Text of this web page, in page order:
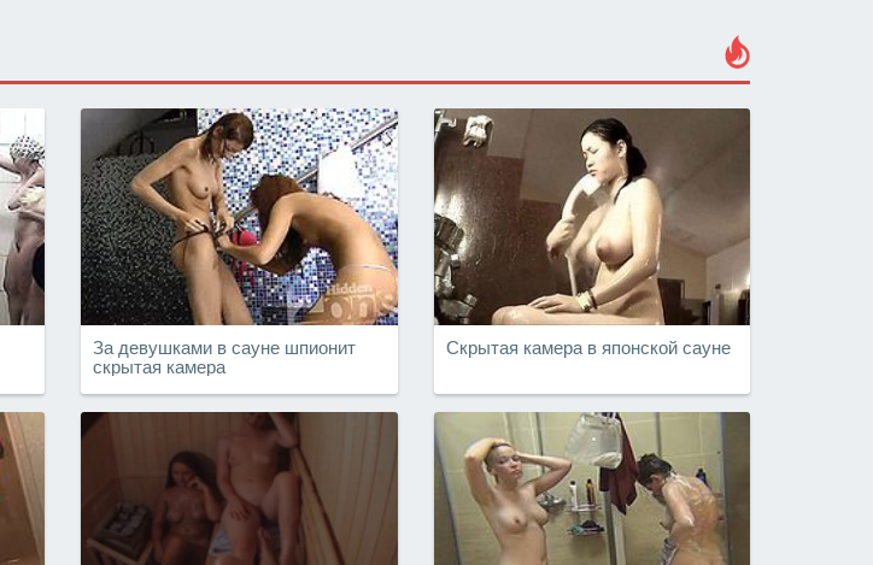
За девушками в сауне шпионит
скрытая камера
Скрытая камера в японской сауне